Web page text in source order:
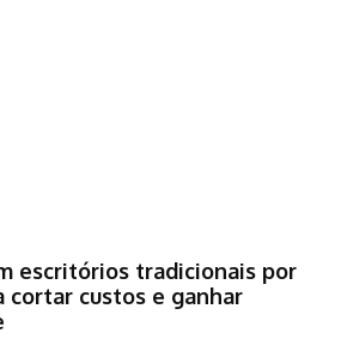
escritórios tradicionais por
cortar custos e ganhar